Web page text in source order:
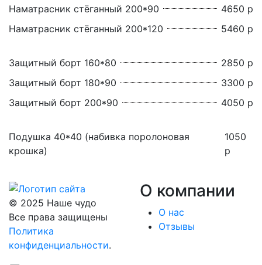
Наматрасник стёганный 200*90
4650 р
Наматрасник стёганный 200*120
5460 р
Защитный борт 160*80
2850 р
Защитный борт 180*90
3300 р
Защитный борт 200*90
4050 р
Подушка 40*40 (набивка поролоновая
крошка)
1050
р
© 2025 Наше чудо
Все права защищены
Политика
конфиденциальности.
О компании
О нас
Отзывы